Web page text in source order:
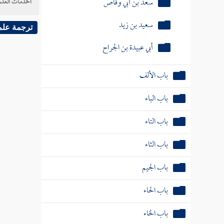
سعيد بن زيد
أبي عبيدة بن الجراح
باب الألف
باب الباء
باب التاء
باب الثاء
باب الجيم
باب الحاء
باب الخاء
ترجمة